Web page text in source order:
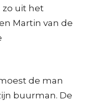
zo uit het
Martin van de
de man
buurman. De